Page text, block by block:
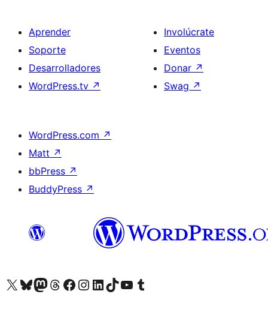
Aprender
Soporte
Desarrolladores
WordPress.tv ↗
Involúcrate
Eventos
Donar ↗
Swag ↗
WordPress.com ↗
Matt ↗
bbPress ↗
BuddyPress ↗
Visita nuestra cuenta de X (anteriormente Twitter)
Visita nuestra cuenta de Bluesky
Visita nuestra cuenta de Mastodon
Visita nuestra cuenta de Threads
Visita nuestra página de Facebook
Visita nuestra cuenta de Instagram
Visita nuestra cuenta de LinkedIn
Visita nuestra cuenta de TikTok
Visita nuestro canal de YouTube
Visita nuestra cuenta de Tumblr